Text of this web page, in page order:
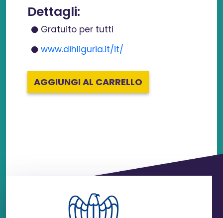
Dettagli:
Gratuito per tutti
www.dihliguria.it/it/
AGGIUNGI AL CARRELLO